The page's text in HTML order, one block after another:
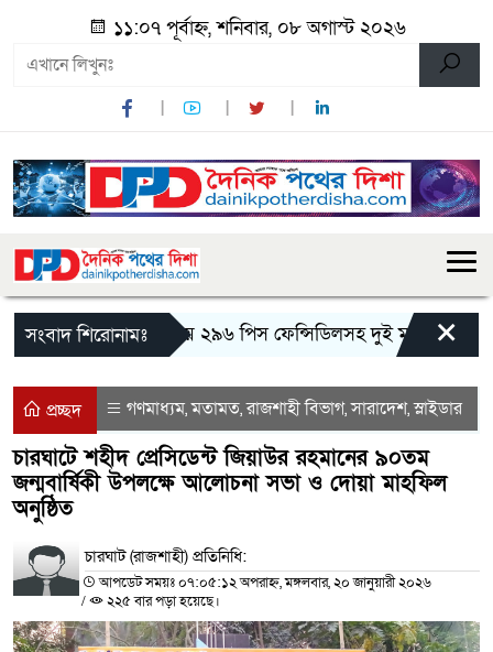
১১:০৭ পূর্বাহ্ন, শনিবার, ০৮ অগাস্ট ২০২৬
সংবাদ শিরোনামঃমান্দায় ২৯৬ পিস ফেন্সিডিলসহ দুই মাদক কারবারি
×
প্রচ্ছদ গণমাধ্যম,মতামত,রাজশাহী বিভাগ,সারাদেশ,স্লাইডার
চারঘাটে শহীদ প্রেসিডেন্ট জিয়াউর রহমানের ৯০তম
জন্মবার্ষিকী উপলক্ষে আলোচনা সভা ও দোয়া মাহফিল
অনুষ্ঠিত
চারঘাট (রাজশাহী) প্রতিনিধি:
আপডেট সময়ঃ ০৭:০৫:১২ অপরাহ্ন, মঙ্গলবার, ২০ জানুয়ারী ২০২৬
/
২২৫ বার পড়া হয়েছে।